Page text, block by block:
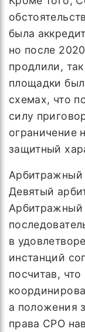
была
но после
продлили,
площадки
схемах, что
силу
ограничение
защитный
Арбитражный
Девятый
Арбитражный
в
инстанций
посчитав,
а положения
права СРО